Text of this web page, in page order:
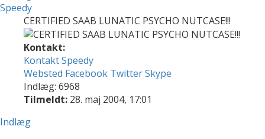
Speedy
CERTIFIED SAAB LUNATIC PSYCHO NUTCASE!!!
Kontakt:
Kontakt Speedy
Websted Facebook TwitterSkype
Indlæg: 6968
Tilmeldt: 28. maj 2004, 17:01
Indlæg